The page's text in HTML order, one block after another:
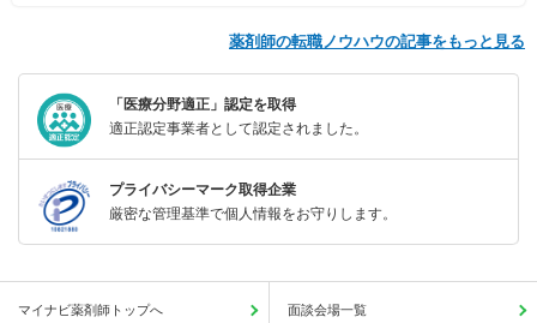
薬剤師の転職ノウハウの記事をもっと見る
「医療分野適正」認定を取得
適正認定事業者として認定されました。
プライバシーマーク取得企業
厳密な管理基準で個人情報をお守りします。
マイナビ薬剤師トップへ 面談会場一覧